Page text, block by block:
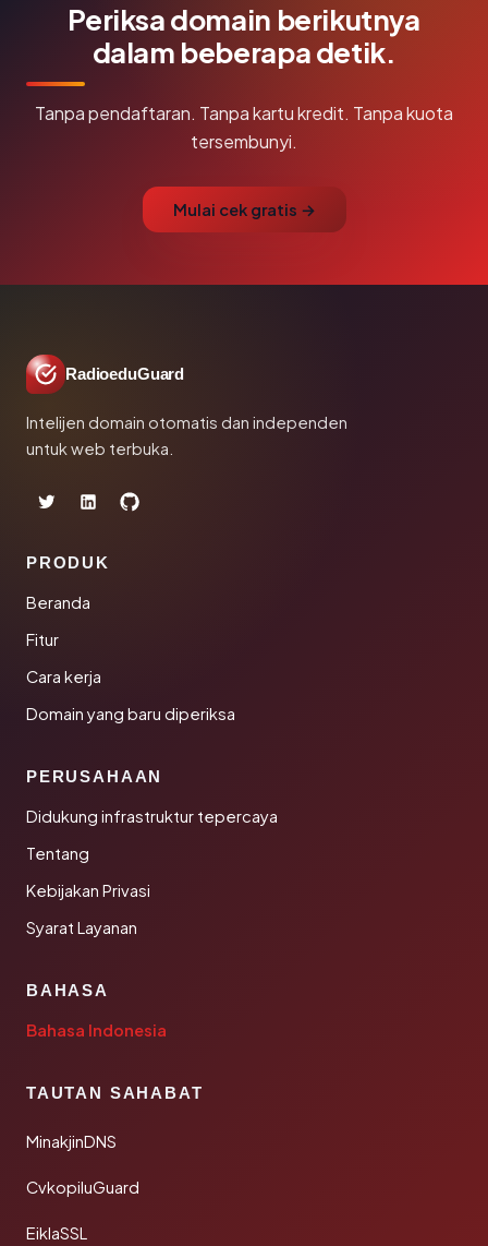
Periksa domain berikutnya
dalam beberapa detik.
Tanpa pendaftaran. Tanpa kartu kredit. Tanpa kuota
tersembunyi.
Mulai cek gratis →
RadioeduGuard
Intelijen domain otomatis dan independen
untuk web terbuka.
PRODUK
Beranda
Fitur
Cara kerja
Domain yang baru diperiksa
PERUSAHAAN
Didukung infrastruktur tepercaya
Tentang
Kebijakan Privasi
Syarat Layanan
BAHASA
Bahasa Indonesia
TAUTAN SAHABAT
MinakjinDNS
CvkopiluGuard
EiklaSSL